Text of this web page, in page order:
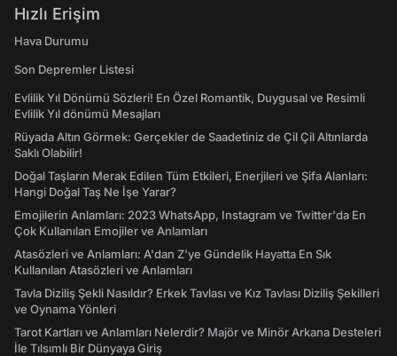
Hızlı Erişim
Hava Durumu
Son Depremler Listesi
Evlilik Yıl Dönümü Sözleri! En Özel Romantik, Duygusal ve Resimli
Evlilik Yıl dönümü Mesajları
Rüyada Altın Görmek: Gerçekler de Saadetiniz de Çil Çil Altınlarda
Saklı Olabilir!
Doğal Taşların Merak Edilen Tüm Etkileri, Enerjileri ve Şifa Alanları:
Hangi Doğal Taş Ne İşe Yarar?
Emojilerin Anlamları: 2023 WhatsApp, Instagram ve Twitter'da En
Çok Kullanılan Emojiler ve Anlamları
Atasözleri ve Anlamları: A'dan Z'ye Gündelik Hayatta En Sık
Kullanılan Atasözleri ve Anlamları
Tavla Diziliş Şekli Nasıldır? Erkek Tavlası ve Kız Tavlası Diziliş Şekilleri
ve Oynama Yönleri
Tarot Kartları ve Anlamları Nelerdir? Majör ve Minör Arkana Desteleri
İle Tılsımlı Bir Dünyaya Giriş